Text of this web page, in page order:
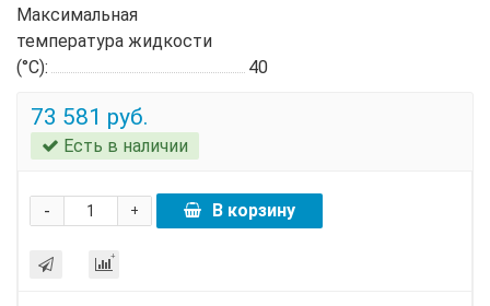
Максимальная
температура жидкости
(°C):
40
73 581 руб.
Есть в наличии
+
- В корзину